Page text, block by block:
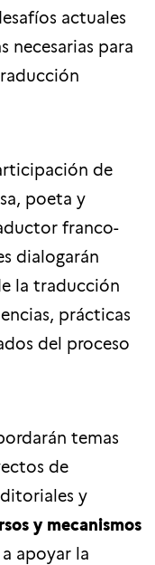
actuales
necesarias para
de
poeta y
franco-
dialogarán
la traducción
prácticas
del proceso
temas
de
y
y mecanismos
apoyar la